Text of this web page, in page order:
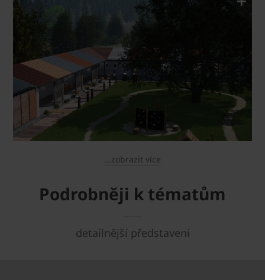
...zobrazit více
Podrobněji k tématům
detailnější představení